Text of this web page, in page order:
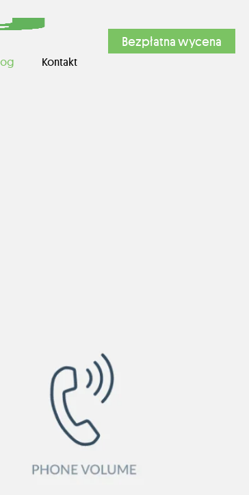
Kontakt
Bezpłatna wycena